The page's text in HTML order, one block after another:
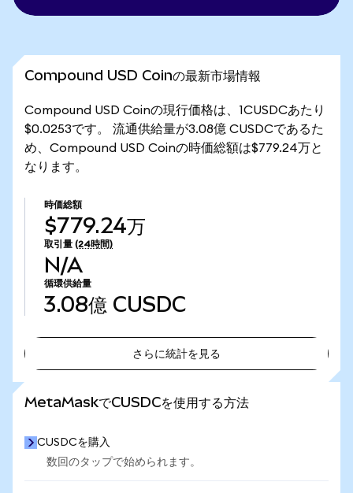
Compound USD Coinの最新市場情報
Compound USD Coinの現行価格は、1CUSDCあたり
$0.0253です。 流通供給量が3.08億 CUSDCであるた
め、Compound USD Coinの時価総額は$779.24万と
なります。
時価総額
$779.24万
取引量 (24時間)
N/A
循環供給量
3.08億 CUSDC
さらに統計を見る
MetaMaskでCUSDCを使用する方法
CUSDCを購入
数回のタップで始められます。